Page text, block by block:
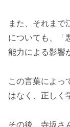
また、それまで
についても、「
能力による影響
この言葉によっ
はなく、正しく
その後、寺坂さ